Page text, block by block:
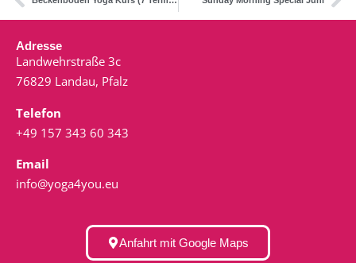
Adresse
Landwehrstraße 3c
76829 Landau, Pfalz
Telefon
+49 157 343 60 343
Email
info@yoga4you.eu
Anfahrt mit Google Maps